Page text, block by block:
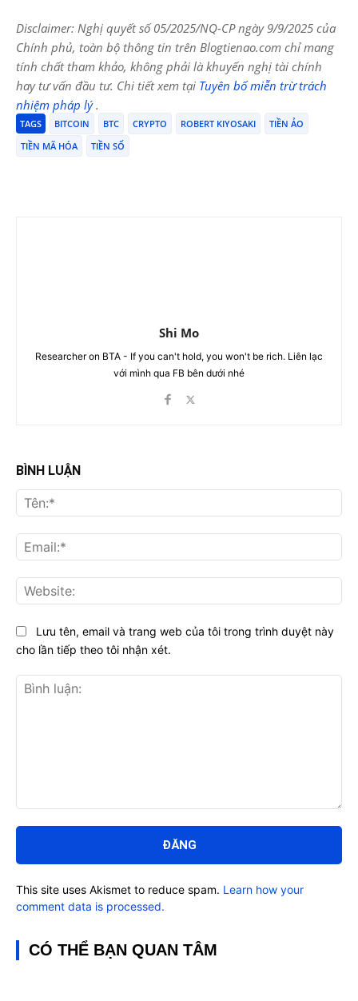
Disclaimer: Nghị quyết số 05/2025/NQ-CP ngày 9/9/2025 của
Chính phủ, toàn bộ thông tin trên Blogtienao.com chỉ mang
tính chất tham khảo, không phải là khuyến nghị tài chính
hay tư vấn đầu tư. Chi tiết xem tại Tuyên bố miễn trừ trách
nhiệm pháp lý.
TAGS BITCOIN BTC CRYPTO ROBERT KIYOSAKI
TIỀN ẢO
TIỀN MÃ HÓA
TIỀN SỐ
Shi Mo
Researcher on BTA - If you can't hold, you won't be rich. Liên lạc
với mình qua FB bên dưới nhé
BÌNH LUẬN
luận:
Lưu tên, email và trang web của tôi trong trình duyệt này
cho lần tiếp theo tôi nhận xét.
This site uses Akismet to reduce spam. Learn how your
comment data is processed.
CÓ THỂ BẠN QUAN TÂM